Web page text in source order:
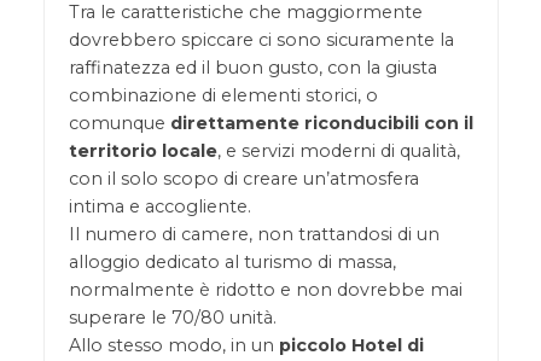
Tra le caratteristiche che maggiormente
dovrebbero spiccare ci sono sicuramente la
raffinatezza ed il buon gusto, con la giusta
combinazione di elementi storici, o
comunque direttamente riconducibili con il
territorio locale, e servizi moderni di qualità,
con il solo scopo di creare un’atmosfera
intima e accogliente.
Il numero di camere, non trattandosi di un
alloggio dedicato al turismo di massa,
normalmente è ridotto e non dovrebbe mai
superare le 70/80 unità.
Allo stesso modo, in un piccolo Hotel di